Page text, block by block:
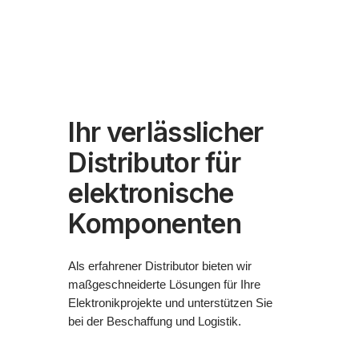
Ihr verlässlicher
Distributor für
elektronische
Komponenten
Als erfahrener Distributor bieten wir
maßgeschneiderte Lösungen für Ihre
Elektronikprojekte und unterstützen Sie
bei der Beschaffung und Logistik.